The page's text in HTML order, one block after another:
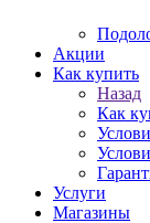
Акции
Как купить
Назад
Как
Услуги
Магазины